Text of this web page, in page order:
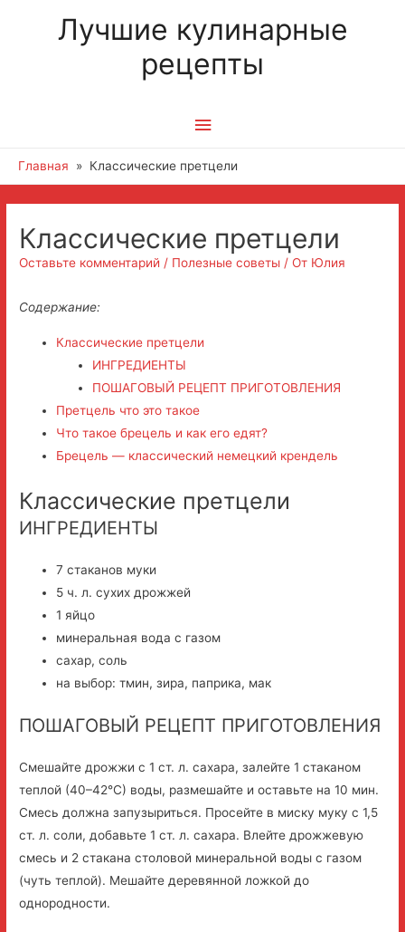
Лучшие кулинарные
рецепты
Главное
меню
Главная Классические претцели
Классические претцели
Оставьте комментарий / Полезные советы / От Юлия
Содержание:
Классические претцели
ИНГРЕДИЕНТЫ
ПОШАГОВЫЙ РЕЦЕПТ ПРИГОТОВЛЕНИЯ
Претцель что это такое
Что такое брецель и как его едят?
Брецель — классический немецкий крендель
Классические претцели
ИНГРЕДИЕНТЫ
7 стаканов муки
5 ч. л. сухих дрожжей
1 яйцо
минеральная вода с газом
сахар, соль
на выбор: тмин, зира, паприка, мак
ПОШАГОВЫЙ РЕЦЕПТ ПРИГОТОВЛЕНИЯ
Смешайте дрожжи с 1 ст. л. сахара, залейте 1 стаканом
теплой (40–42°С) воды, размешайте и оставьте на 10 мин.
Смесь должна запузыриться. Просейте в миску муку с 1,5
ст. л. соли, добавьте 1 ст. л. сахара. Влейте дрожжевую
смесь и 2 стакана столовой минеральной воды с газом
(чуть теплой). Мешайте деревянной ложкой до
однородности.